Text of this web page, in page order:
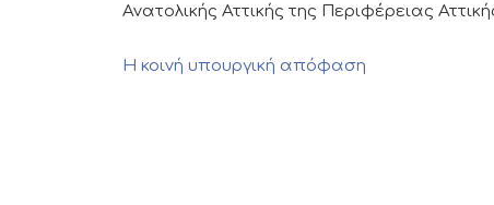
Ανατολικής Αττικής της Περιφέρειας
Η κοινή υπουργική απόφαση